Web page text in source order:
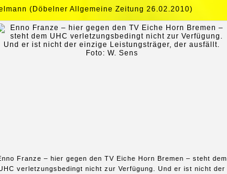
(Döbelner Allgemeine Zeitung 26.02.2010)
Franze – hier gegen den TV Eiche Horn Bremen – steht dem
verletzungsbedingt nicht zur Verfügung. Und er ist nicht der